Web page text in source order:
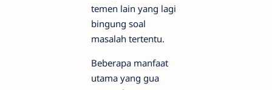
temen lain yang lagi
bingung soal
masalah tertentu.
Beberapa manfaat
utama yang gua